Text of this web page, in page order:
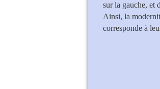
sur la gauche, et
Ainsi, la
corresponde à